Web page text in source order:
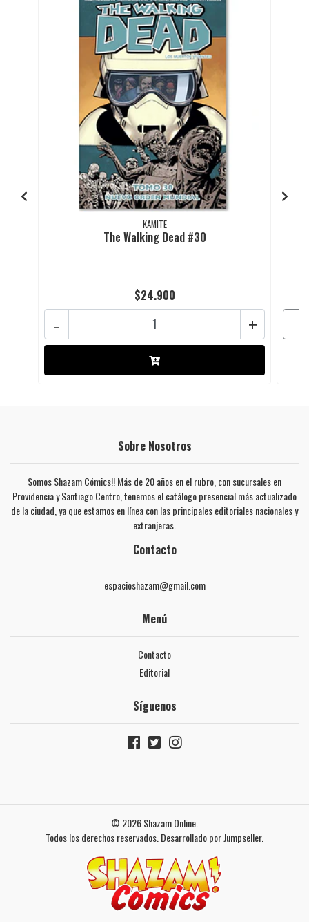
KAMITE
The Walking Dead #30
$24.900
+
-
Sobre Nosotros
Somos Shazam Cómics!! Más de 20 años en el rubro, con sucursales en
Providencia y Santiago Centro, tenemos el catálogo presencial más actualizado
de la ciudad, ya que estamos en línea con las principales editoriales nacionales y
extranjeras.
Contacto
espacioshazam@gmail.com
Menú
Contacto
Editorial
Síguenos
© 2026 Shazam Online.
Todos los derechos reservados. Desarrollado por Jumpseller.